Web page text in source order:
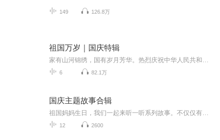
149 126.8万
祖国万岁｜国庆特辑
6 82.1万
国庆主题故事合辑
12 2600